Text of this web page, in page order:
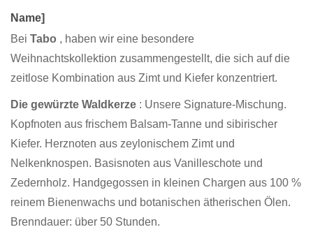
Name]
Bei Tabo , haben wir eine besondere
Weihnachtskollektion zusammengestellt, die sich auf die
zeitlose Kombination aus Zimt und Kiefer konzentriert.
Die gewürzte Waldkerze : Unsere Signature-Mischung.
Kopfnoten aus frischem Balsam-Tanne und sibirischer
Kiefer. Herznoten aus zeylonischem Zimt und
Nelkenknospen. Basisnoten aus Vanilleschote und
Zedernholz. Handgegossen in kleinen Chargen aus 100 %
reinem Bienenwachs und botanischen ätherischen Ölen.
Brenndauer: über 50 Stunden.